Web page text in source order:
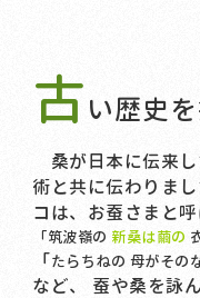
古 い歴史
桑が日本に伝来し
術と共に伝わりま
コは、お蚕さまと
「筑波嶺の 新桑は繭の
「たらちねの 母がその
など、 蚕や桑を詠